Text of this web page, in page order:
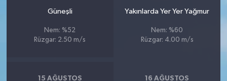
Güneşli
Nem: %52
Rüzgar: 2.50 m/s
Yakınlarda Yer Yer Yağmur
Nem: %60
Rüzgar: 4.00 m/s
15 AĞUSTOS 16 AĞUSTOS